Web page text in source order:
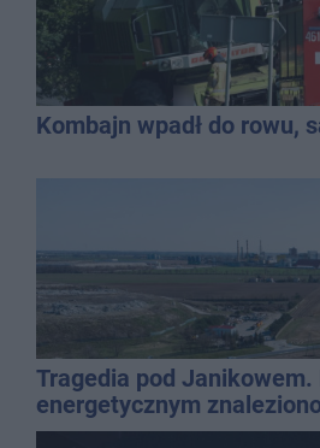
Kombajn wpadł do rowu,
Tragedia pod Janikowem.
energetycznym
mężczyzny